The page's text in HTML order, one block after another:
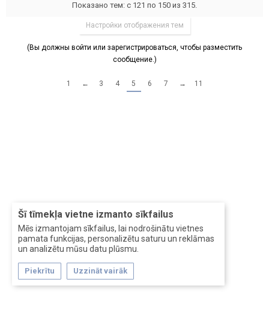
Šī tīmekļa vietne izmanto sīkfailus
Mēs izmantojam sīkfailus, lai nodrošinātu vietnes
pamata funkcijas, personalizētu saturu un reklāmas
un analizētu mūsu datu plūsmu.
Piekrītu Uzzināt vairāk
Показано тем: с 121 по 150 из 315.
Настройки отображения тем
(Вы должны войти или зарегистрироваться, чтобы разместить
сообщение.)
1 ← 3 4 5 6 7 → 11